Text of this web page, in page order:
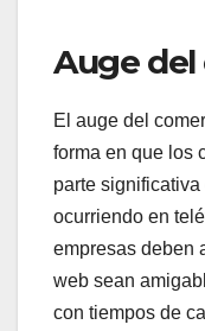
Auge
El auge del
forma en que los
parte
ocurriendo en
empresas deben
web sean
con tiempos de